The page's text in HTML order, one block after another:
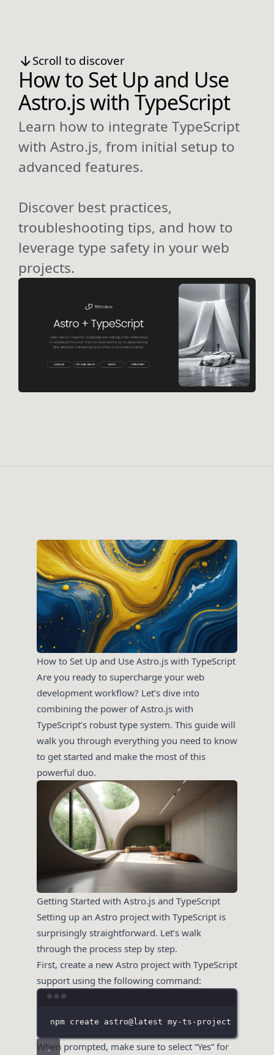
Scroll to discover
How to Set Up and Use
Astro.js with TypeScript
Learn how to integrate TypeScript
with Astro.js, from initial setup to
advanced features.
Discover best practices,
troubleshooting tips, and how to
leverage type safety in your web
projects.
How to Set Up and Use Astro.js with TypeScript
Are you ready to supercharge your web
development workflow? Let’s dive into
combining the power of Astro.js with
TypeScript’s robust type system. This guide will
walk you through everything you need to know
to get started and make the most of this
powerful duo.
Getting Started with Astro.js and TypeScript
Setting up an Astro project with TypeScript is
surprisingly straightforward. Let’s walk
through the process step by step.
First, create a new Astro project with TypeScript
support using the following command:
npm create astro@latest my-ts-project
When prompted, make sure to select “Yes” for